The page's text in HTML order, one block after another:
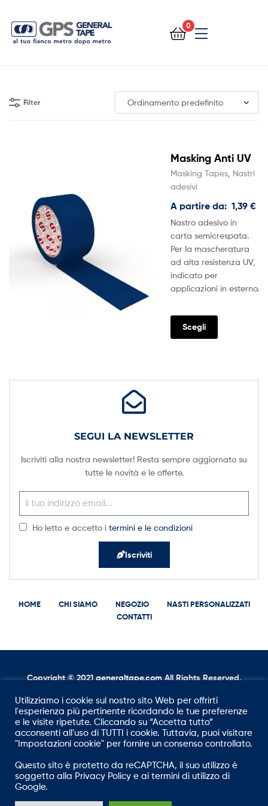
0
Filter
Masking Anti UV
Masking Tapes Nastri
adesivi
A partire da: 1,39 €
Nastro adesivo in
carta semicrespata.
Per la mascheratura
ad alta resistenza UV,
indicato per
applicazioni in esterno.
Scegli
SEGUI LA NEWSLETTER
Iscriviti alla nostra newsletter! Resta sempre aggiornato su
tutte le novità e le offerte.
Ho letto e accetto itermini e le condizioni
Iscriviti
HOME CHI SIAMO NEGOZIO
NASTI PERSONALIZZATI
CONTATTI
Copyright © 2021generaltape.comAll Rights Reserved.
Utilizziamo i cookie sul nostro sito Web per offrirti
l'esperienza più pertinente ricordando le tue preferenze
e le visite ripetute. Cliccando su “Accetta tutto”
acconsenti all'uso di TUTTI i cookie. Tuttavia, puoi visitare
"Impostazioni cookie" per fornire un consenso controllato.
Questo sito è protetto da reCAPTCHA, il suo utilizzo è
soggetto alla Privacy Policy e ai termini di utilizzo di
Google.